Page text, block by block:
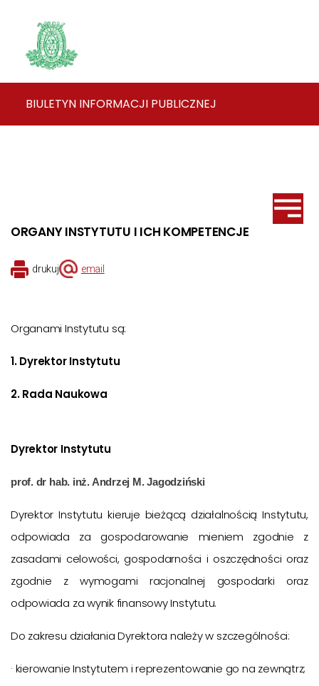
BIULETYN INFORMACJI PUBLICZNEJ
ORGANY INSTYTUTU I ICH KOMPETENCJE
drukuj email
Organami Instytutu są:
1. Dyrektor Instytutu
2. Rada Naukowa
Dyrektor Instytutu
prof. dr hab. inż. Andrzej M. Jagodziński
Dyrektor Instytutu kieruje bieżącą działalnością Instytutu,
odpowiada za gospodarowanie mieniem zgodnie z
zasadami celowości, gospodarności i oszczędności oraz
zgodnie z wymogami racjonalnej gospodarki oraz
odpowiada za wynik finansowy Instytutu.
Do zakresu działania Dyrektora należy w szczególności:
· kierowanie Instytutem i reprezentowanie go na zewnątrz;